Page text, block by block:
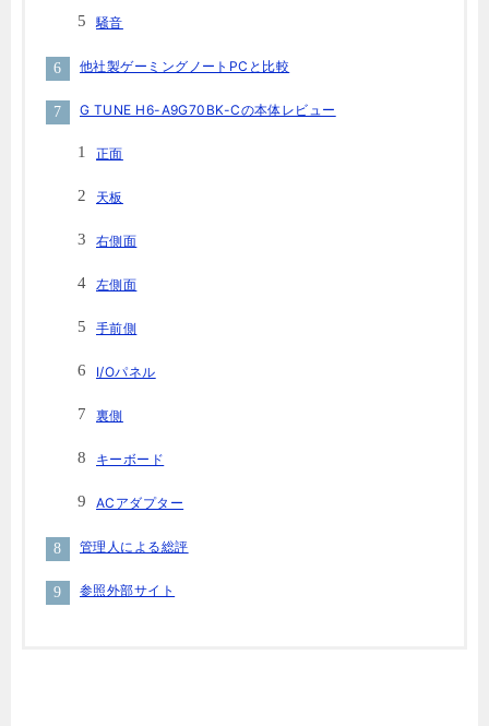
騒音
他社製ゲーミングノートPCと比較
G TUNE H6-A9G70BK-Cの本体レビュー
正面
天板
右側面
左側面
手前側
I/Oパネル
裏側
キーボード
ACアダプター
管理人による総評
参照外部サイト